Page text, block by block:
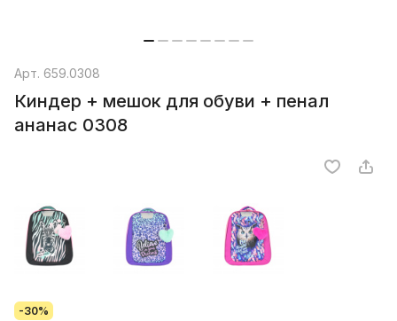
Арт. 659.0308
Киндер + мешок для обуви + пенал
ананас 0308
-30%